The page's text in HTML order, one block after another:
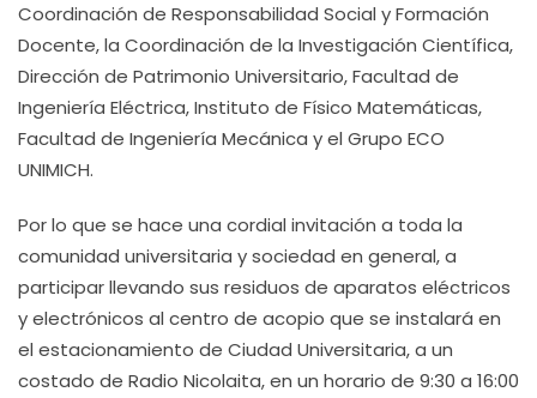
Coordinación de Responsabilidad Social y Formación
Docente, la Coordinación de la Investigación Científica,
Dirección de Patrimonio Universitario, Facultad de
Ingeniería Eléctrica, Instituto de Físico Matemáticas,
Facultad de Ingeniería Mecánica y el Grupo ECO
UNIMICH.
Por lo que se hace una cordial invitación a toda la
comunidad universitaria y sociedad en general, a
participar llevando sus residuos de aparatos eléctricos
y electrónicos al centro de acopio que se instalará en
el estacionamiento de Ciudad Universitaria, a un
costado de Radio Nicolaita, en un horario de 9:30 a 16:00